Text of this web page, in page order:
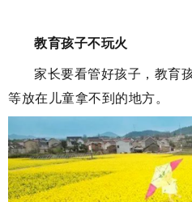
教育孩子不玩火
家长要看管好孩子，教育
等放在儿童拿不到的地方。